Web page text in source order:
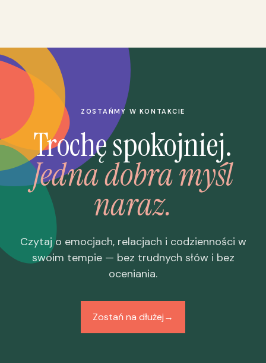
ZOSTAŃMY W KONTAKCIE
Trochę spokojniej.
Jedna dobra myśl
naraz.
Czytaj o emocjach, relacjach i codzienności w
swoim tempie — bez trudnych słów i bez
oceniania.
Zostań na dłużej→